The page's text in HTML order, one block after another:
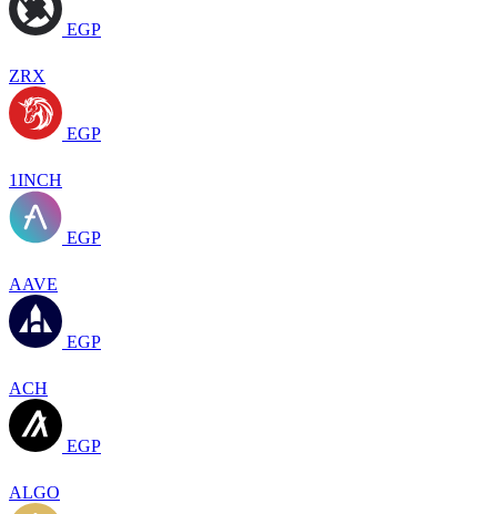
EGP
ZRX
EGP
1INCH
EGP
AAVE
EGP
ACH
EGP
ALGO